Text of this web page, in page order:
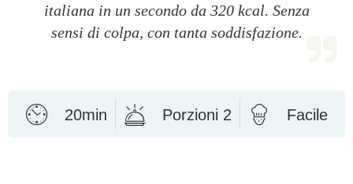
italiana in un secondo da 320 kcal. Senza
sensi di colpa, con tanta soddisfazione.
20min Porzioni 2 Facile